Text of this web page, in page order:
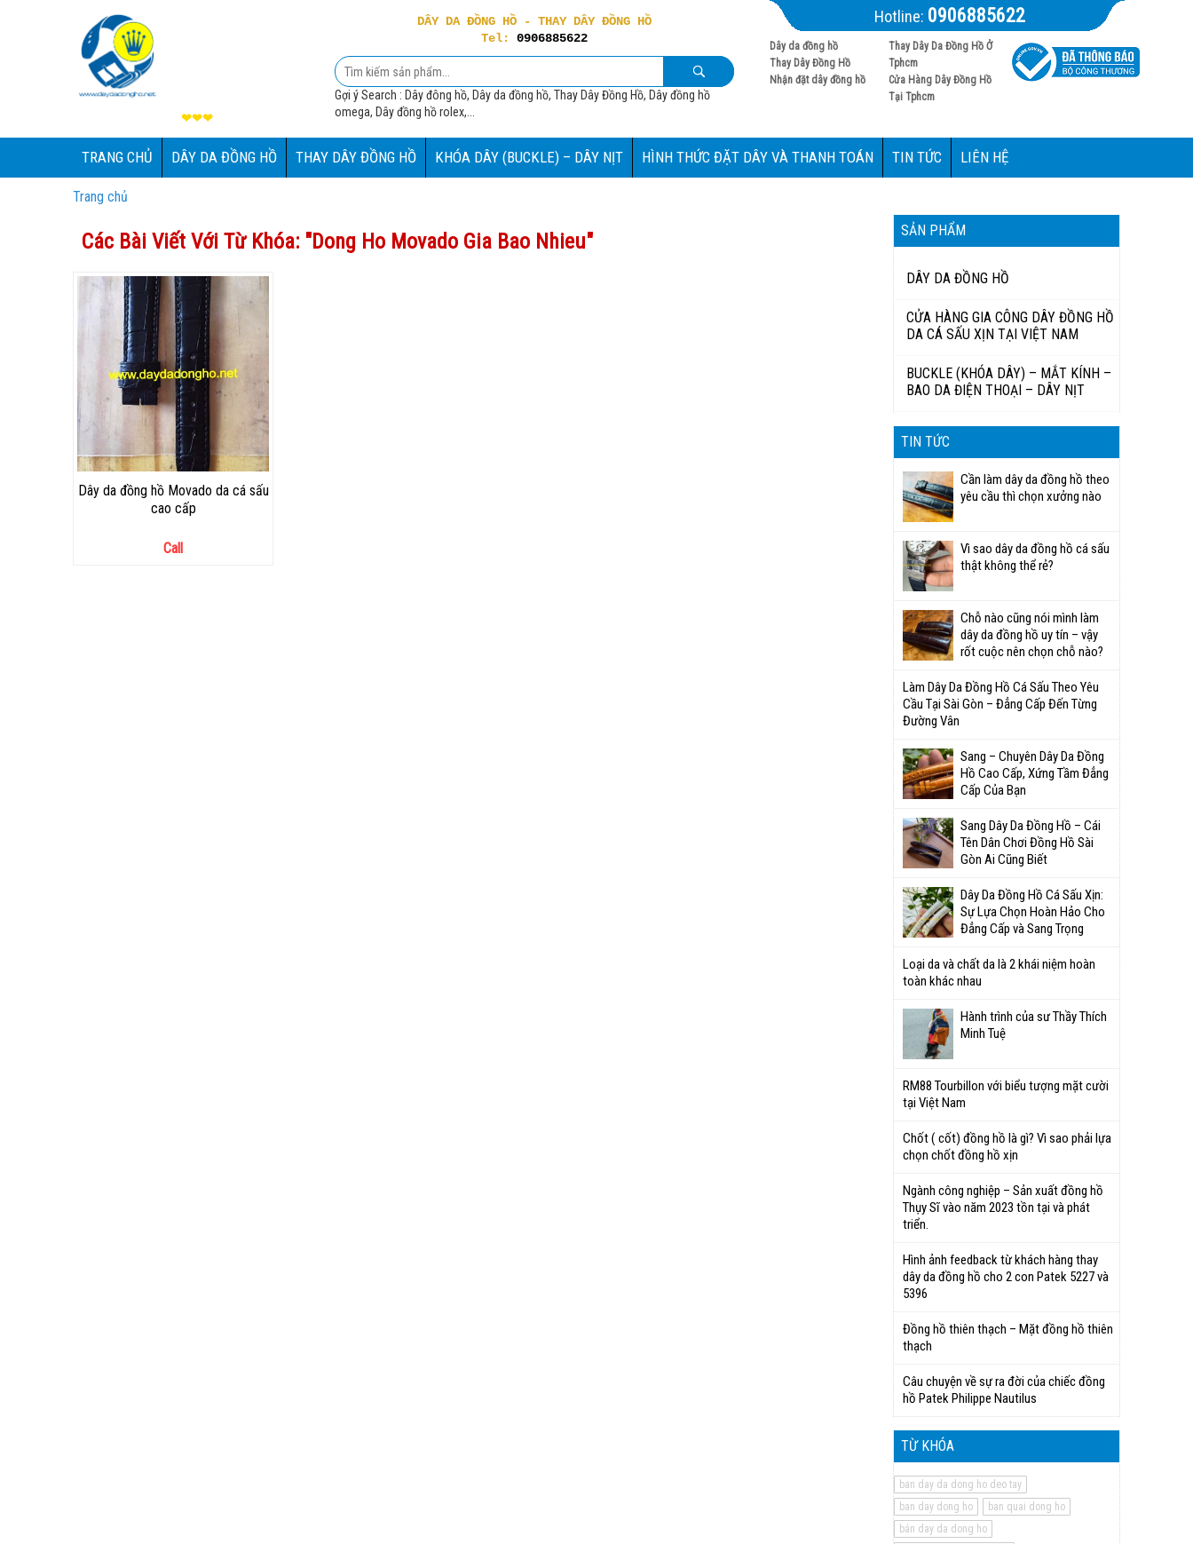
❤❤❤
DÂY DA ĐỒNG HỒ - THAY DÂY ĐỒNG HỒ
Tel: 0906885622
Gợi ý Search : Dây đông hồ, Dây da đồng hồ, Thay Dây Đồng Hồ, Dây đồng hồ
omega, Dây đồng hồ rolex,...
Hotline: 0906885622
Dây da đồng hồ
Thay Dây Đồng Hồ
Nhận đặt dây đồng hồ
Thay Dây Da Đồng Hồ Ở
Tphcm
Cửa Hàng Dây Đồng Hồ
Tại Tphcm
TRANG CHỦ DÂY DA ĐỒNG HỒ THAY DÂY ĐỒNG HỒ KHÓA DÂY (BUCKLE) – DÂY NỊT HÌNH THỨC ĐẶT DÂY VÀ THANH TOÁN TIN TỨC LIÊN HỆ
Trang chủ
Các Bài Viết Với Từ Khóa: "Dong Ho Movado Gia Bao Nhieu"
Dây da đồng hồ Movado da cá sấu
cao cấp
Call
SẢN PHẨM
DÂY DA ĐỒNG HỒ
CỬA HÀNG GIA CÔNG DÂY ĐỒNG HỒ
DA CÁ SẤU XỊN TẠI VIỆT NAM
BUCKLE (KHÓA DÂY) – MẮT KÍNH –
BAO DA ĐIỆN THOẠI – DÂY NỊT
TIN TỨC
Cần làm dây da đồng hồ theo
yêu cầu thì chọn xưởng nào
Vì sao dây da đồng hồ cá sấu
thật không thể rẻ?
Chỗ nào cũng nói mình làm
dây da đồng hồ uy tín – vậy
rốt cuộc nên chọn chỗ nào?
Làm Dây Da Đồng Hồ Cá Sấu Theo Yêu
Cầu Tại Sài Gòn – Đẳng Cấp Đến Từng
Đường Vân
Sang – Chuyên Dây Da Đồng
Hồ Cao Cấp, Xứng Tầm Đẳng
Cấp Của Bạn
Sang Dây Da Đồng Hồ – Cái
Tên Dân Chơi Đồng Hồ Sài
Gòn Ai Cũng Biết
Dây Da Đồng Hồ Cá Sấu Xịn:
Sự Lựa Chọn Hoàn Hảo Cho
Đẳng Cấp và Sang Trọng
Loại da và chất da là 2 khái niệm hoàn
toàn khác nhau
Hành trình của sư Thầy Thích
Minh Tuệ
RM88 Tourbillon với biểu tượng mặt cười
tại Việt Nam
Chốt ( cốt) đồng hồ là gì? Vì sao phải lựa
chọn chốt đồng hồ xịn
Ngành công nghiệp – Sản xuất đồng hồ
Thụy Sĩ vào năm 2023 tồn tại và phát
triển.
Hình ảnh feedback từ khách hàng thay
dây da đồng hồ cho 2 con Patek 5227 và
5396
Đồng hồ thiên thạch – Mặt đồng hồ thiên
thạch
Câu chuyện về sự ra đời của chiếc đồng
hồ Patek Philippe Nautilus
TỪ KHÓA
ban day da dong ho deo tay
ban day dong ho
ban quai dong ho
bán day da dong ho